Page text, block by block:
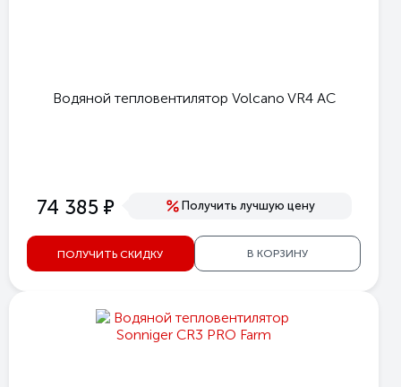
Водяной тепловентилятор Volcano VR4 AC
74 385 е Получить лучшую цену
ПОЛУЧИТЬ СКИДКУ В КОРЗИНУ